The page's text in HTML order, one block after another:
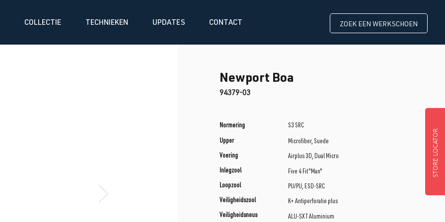
STORE LOCATOR
COLLECTIE TECHNIEKEN UPDATES CONTACT ZOEK EEN WERKSCHOEN
Newport Boa
94379-03
Normering S3 SRC
Upper Microfiber, Suede
Voering Airplus 3D, Dual Micro
Inlegzool
Five 4 Fit "Man"
Loopzool
PU/PU, ESD-SRC
Veiligheidszool
K+ Antiperforatie plus
Veiligheidsneus
ALU-SXT Aluminium